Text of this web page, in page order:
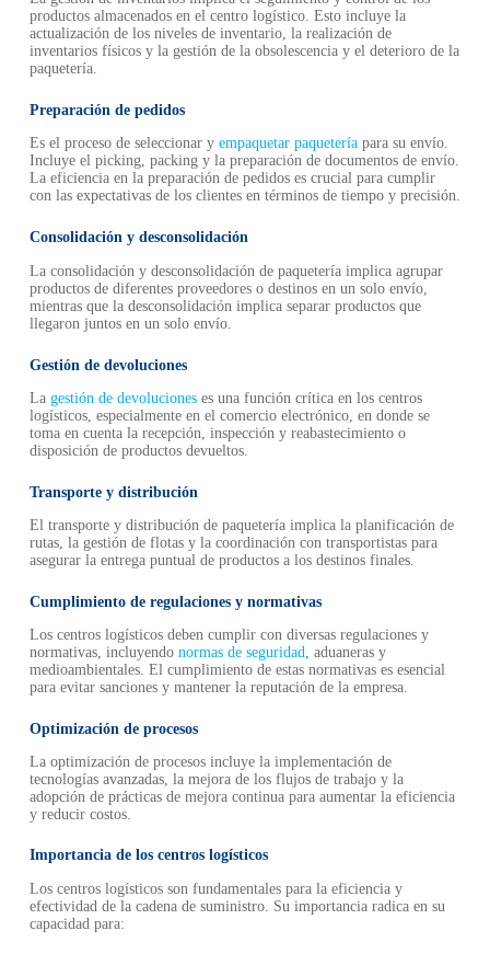
productos almacenados en el centro logístico. Esto incluye la
actualización de los niveles de inventario, la realización de
inventarios físicos y la gestión de la obsolescencia y el deterioro de la
paquetería.
Preparación de pedidos
Es el proceso de seleccionar yempaquetar paqueteríapara su envío.
Incluye el picking, packing y la preparación de documentos de envío.
La eficiencia en la preparación de pedidos es crucial para cumplir
con las expectativas de los clientes en términos de tiempo y precisión.
Consolidación y desconsolidación
La consolidación y desconsolidación de paquetería implica agrupar
productos de diferentes proveedores o destinos en un solo envío,
mientras que la desconsolidación implica separar productos que
llegaron juntos en un solo envío.
Gestión de devoluciones
La gestión de devolucioneses una función crítica en los centros
logísticos, especialmente en el comercio electrónico, en donde se
toma en cuenta la recepción, inspección y reabastecimiento o
disposición de productos devueltos.
Transporte y distribución
El transporte y distribución de paquetería implica la planificación de
rutas, la gestión de flotas y la coordinación con transportistas para
asegurar la entrega puntual de productos a los destinos finales.
Cumplimiento de regulaciones y normativas
Los centros logísticos deben cumplir con diversas regulaciones y
normativas, incluyendo normas de seguridad, aduaneras y
medioambientales. El cumplimiento de estas normativas es esencial
para evitar sanciones y mantener la reputación de la empresa.
Optimización de procesos
La optimización de procesos incluye la implementación de
tecnologías avanzadas, la mejora de los flujos de trabajo y la
adopción de prácticas de mejora continua para aumentar la eficiencia
y reducir costos.
Importancia de los centros logísticos
Los centros logísticos son fundamentales para la eficiencia y
efectividad de la cadena de suministro. Su importancia radica en su
capacidad para: